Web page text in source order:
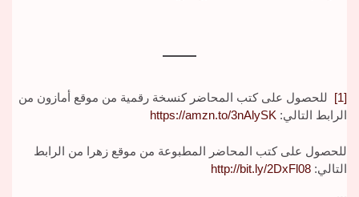
[1]
للحصول على كتب المحاضر كنسخة رقمية من موقع أمازون من
الرابط التالي: https://amzn.to/3nAlySK
للحصول على كتب المحاضر المطبوعة من موقع زهرا من الرابط
التالي: http://bit.ly/2DxFl08